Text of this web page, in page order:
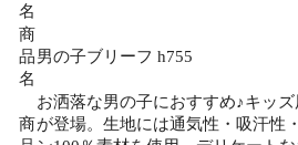
名
商
品
名
男の子ブリーフ h755
商
お洒落な男の子におすすめ♪キッ
が登場。生地には通気性・吸汗性